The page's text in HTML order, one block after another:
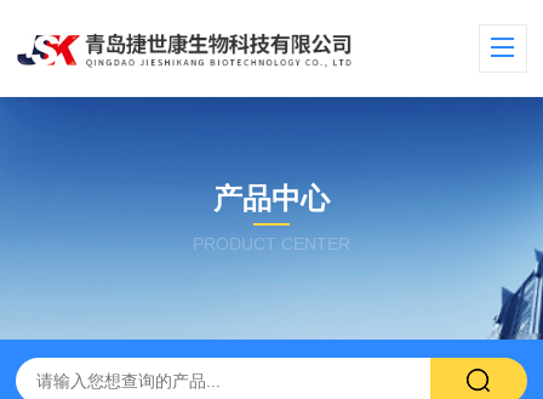
产品中心
PRODUCT CENTER